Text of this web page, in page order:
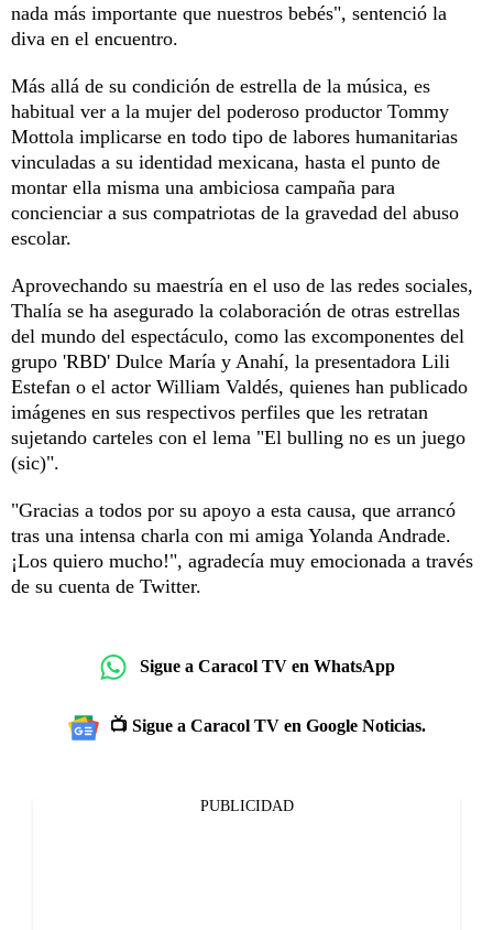
nada más importante que nuestros bebés", sentenció la
diva en el encuentro.
Más allá de su condición de estrella de la música, es
habitual ver a la mujer del poderoso productor Tommy
Mottola implicarse en todo tipo de labores humanitarias
vinculadas a su identidad mexicana, hasta el punto de
montar ella misma una ambiciosa campaña para
concienciar a sus compatriotas de la gravedad del abuso
escolar.
Aprovechando su maestría en el uso de las redes sociales,
Thalía se ha asegurado la colaboración de otras estrellas
del mundo del espectáculo, como las excomponentes del
grupo 'RBD' Dulce María y Anahí, la presentadora Lili
Estefan o el actor William Valdés, quienes han publicado
imágenes en sus respectivos perfiles que les retratan
sujetando carteles con el lema "El bulling no es un juego
(sic)".
"Gracias a todos por su apoyo a esta causa, que arrancó
tras una intensa charla con mi amiga Yolanda Andrade.
¡Los quiero mucho!", agradecía muy emocionada a través
de su cuenta de Twitter.
Sigue a Caracol TV en WhatsApp
📺 Sigue a Caracol TV en Google Noticias.
PUBLICIDAD